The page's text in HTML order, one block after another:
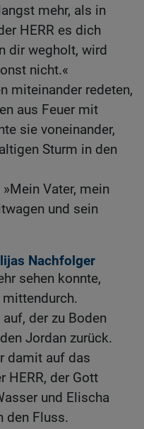
mehr, als in
HERR es dich
dir wegholt, wird
nicht.«
miteinander redeten,
aus Feuer mit
sie voneinander,
Sturm in den
Vater, mein
und sein
Nachfolger
sehen konnte,
der zu Boden
Jordan zurück.
damit auf das
HERR, der Gott
und Elischa
den Fluss.